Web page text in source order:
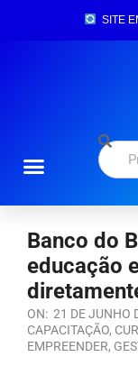
SITE
Banco do
educação
ON: 21 DE JUNHO
CAPACITAÇÃO,
EMPREENDER,